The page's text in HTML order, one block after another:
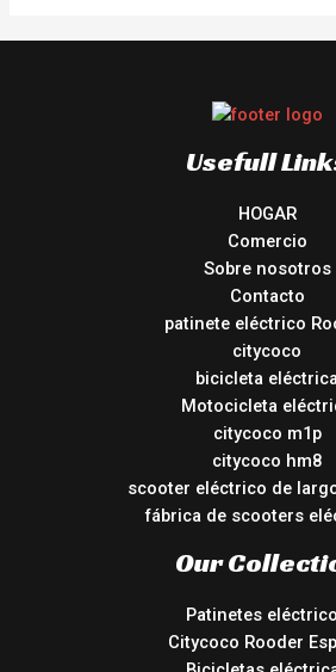
Usefull
HOGAR
Comercio
Sobre nosotros
Contacto
patinete eléctrico
citycoco
bicicleta
Motocicleta
citycoco m1p
citycoco hm8
scooter eléctrico de
fábrica de scooters
Our
Patinetes
Citycoco Rooder